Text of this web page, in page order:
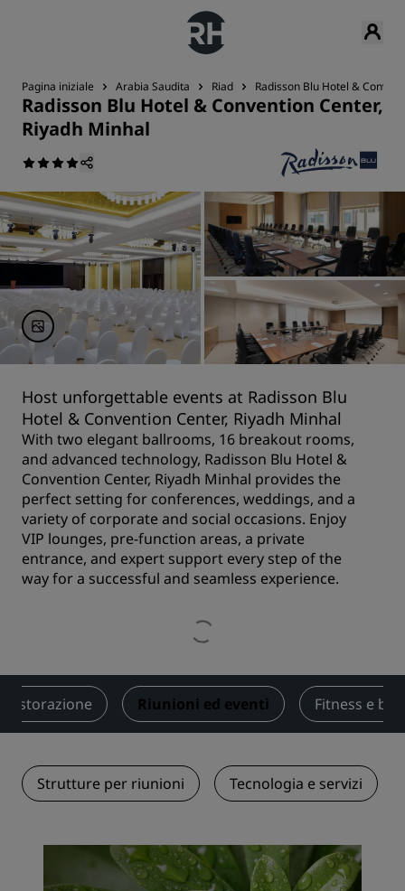
Pagina iniziale Arabia Saudita Riad Radisson Blu Hotel &
Radisson Blu Hotel & Convention Center,
Riyadh Minhal
Host unforgettable events at Radisson Blu
Hotel & Convention Center, Riyadh Minhal
With two elegant ballrooms, 16 breakout rooms,
and advanced technology, Radisson Blu Hotel &
Convention Center, Riyadh Minhal provides the
perfect setting for conferences, weddings, and a
variety of corporate and social occasions. Enjoy
VIP lounges, pre-function areas, a private
entrance, and expert support every step of the
way for a successful and seamless experience.
Ristorazione Riunioni ed eventi Fitness e
Strutture per riunioni Tecnologia e servizi